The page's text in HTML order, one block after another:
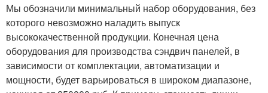
Мы обозначили минимальный набор оборудования, без
которого невозможно наладить выпуск
высококачественной продукции. Конечная цена
оборудования для производства сэндвич панелей, в
зависимости от комплектации, автоматизации и
мощности, будет варьироваться в широком диапазоне,